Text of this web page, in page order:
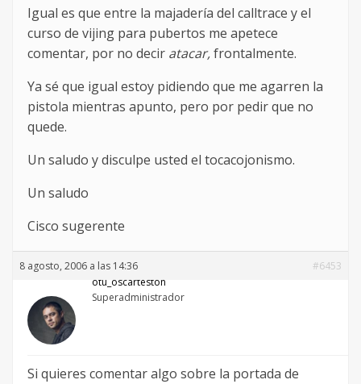
Igual es que entre la majadería del calltrace y el
curso de vijing para pubertos me apetece
comentar, por no decir atacar,frontalmente.
Ya sé que igual estoy pidiendo que me agarren la
pistola mientras apunto, pero por pedir que no
quede.
Un saludo y disculpe usted el tocacojonismo.
Un saludo
Cisco sugerente
8 agosto, 2006 a las 14:36
#6453
otu_oscarteston
Superadministrador
Si quieres comentar algo sobre la portada de